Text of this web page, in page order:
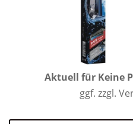
Aktuell für Keine
ggf. zzgl.